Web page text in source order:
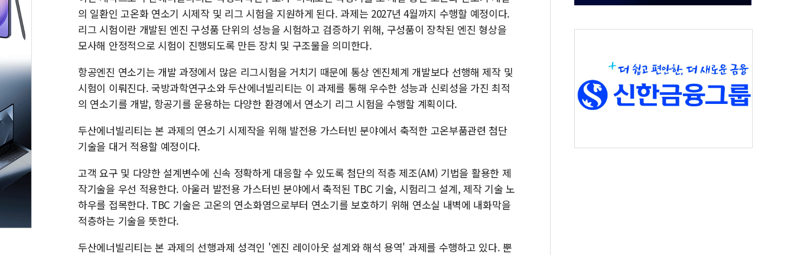
의 일환인 고온화 연소기 시제작 및 리그 시험을 지원하게 된다. 과제는 2027년 4월까지 수행할 예정이다.
리그 시험이란 개발된 엔진 구성품 단위의 성능을 시험하고 검증하기 위해, 구성품이 장착된 엔진 형상을
모사해 안정적으로 시험이 진행되도록 만든 장치 및 구조물을 의미한다.
항공엔진 연소기는 개발 과정에서 많은 리그시험을 거치기 때문에 통상 엔진체계 개발보다 선행해 제작 및
시험이 이뤄진다. 국방과학연구소와 두산에너빌리티는 이 과제를 통해 우수한 성능과 신뢰성을 가진 최적
의 연소기를 개발, 항공기를 운용하는 다양한 환경에서 연소기 리그 시험을 수행할 계획이다.
두산에너빌리티는 본 과제의 연소기 시제작을 위해 발전용 가스터빈 분야에서 축적한 고온부품관련 첨단
기술을 대거 적용할 예정이다.
고객 요구 및 다양한 설계변수에 신속 정확하게 대응할 수 있도록 첨단의 적층 제조(AM) 기법을 활용한 제
작기술을 우선 적용한다. 아울러 발전용 가스터빈 분야에서 축적된 TBC 기술, 시험리그 설계, 제작 기술 노
하우를 접목한다. TBC 기술은 고온의 연소화염으로부터 연소기를 보호하기 위해 연소실 내벽에 내화막을
적층하는 기술을 뜻한다.
두산에너빌리티는 본 과제의 선행과제 성격인 '엔진 레이아웃 설계와 해석 용역' 과제를 수행하고 있다. 뿐